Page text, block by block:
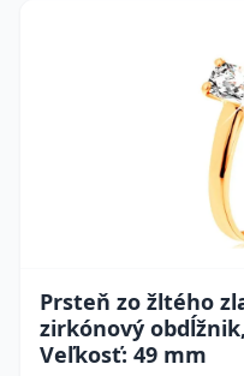
Prsteň zo žltého
zirkónový
Veľkosť: 49 mm